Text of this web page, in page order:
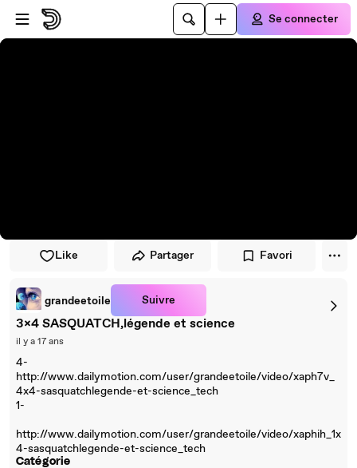
Passer au player
Passer au contenu principal
Se connecter
Like Partager Favori
grandeetoile Suivre
3x4 SASQUATCH,légende et science
il y a 17 ans
4-
http://www.dailymotion.com/user/grandeetoile/video/xaph7v_
4x4-sasquatchlegende-et-science_tech
1-
http://www.dailymotion.com/user/grandeetoile/video/xaphih_1x
4-sasquatchlegende-et-science_tech
Catégorie